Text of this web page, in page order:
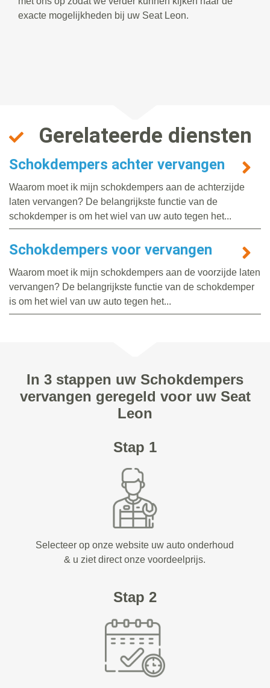
exacte mogelijkheden bij uw Seat Leon.
Gerelateerde diensten
Schokdempers achter vervangen
Waarom moet ik mijn schokdempers aan de achterzijde
laten vervangen? De belangrijkste functie van de
schokdemper is om het wiel van uw auto tegen het...
Schokdempers voor vervangen
Waarom moet ik mijn schokdempers aan de voorzijde laten
vervangen? De belangrijkste functie van de schokdemper
is om het wiel van uw auto tegen het...
In 3 stappen uw Schokdempers
vervangen geregeld voor uw Seat
Leon
Stap 1
Selecteer op onze website uw auto onderhoud
& u ziet direct onze voordeelprijs.
Stap 2